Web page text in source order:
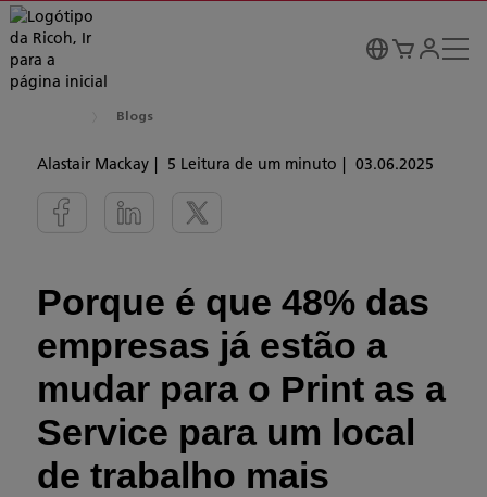
Blogs
Alastair Mackay 5 Leitura de um minuto 03.06.2025
Porque é que 48% das
empresas já estão a
mudar para o Print as a
Service para um local
de trabalho mais